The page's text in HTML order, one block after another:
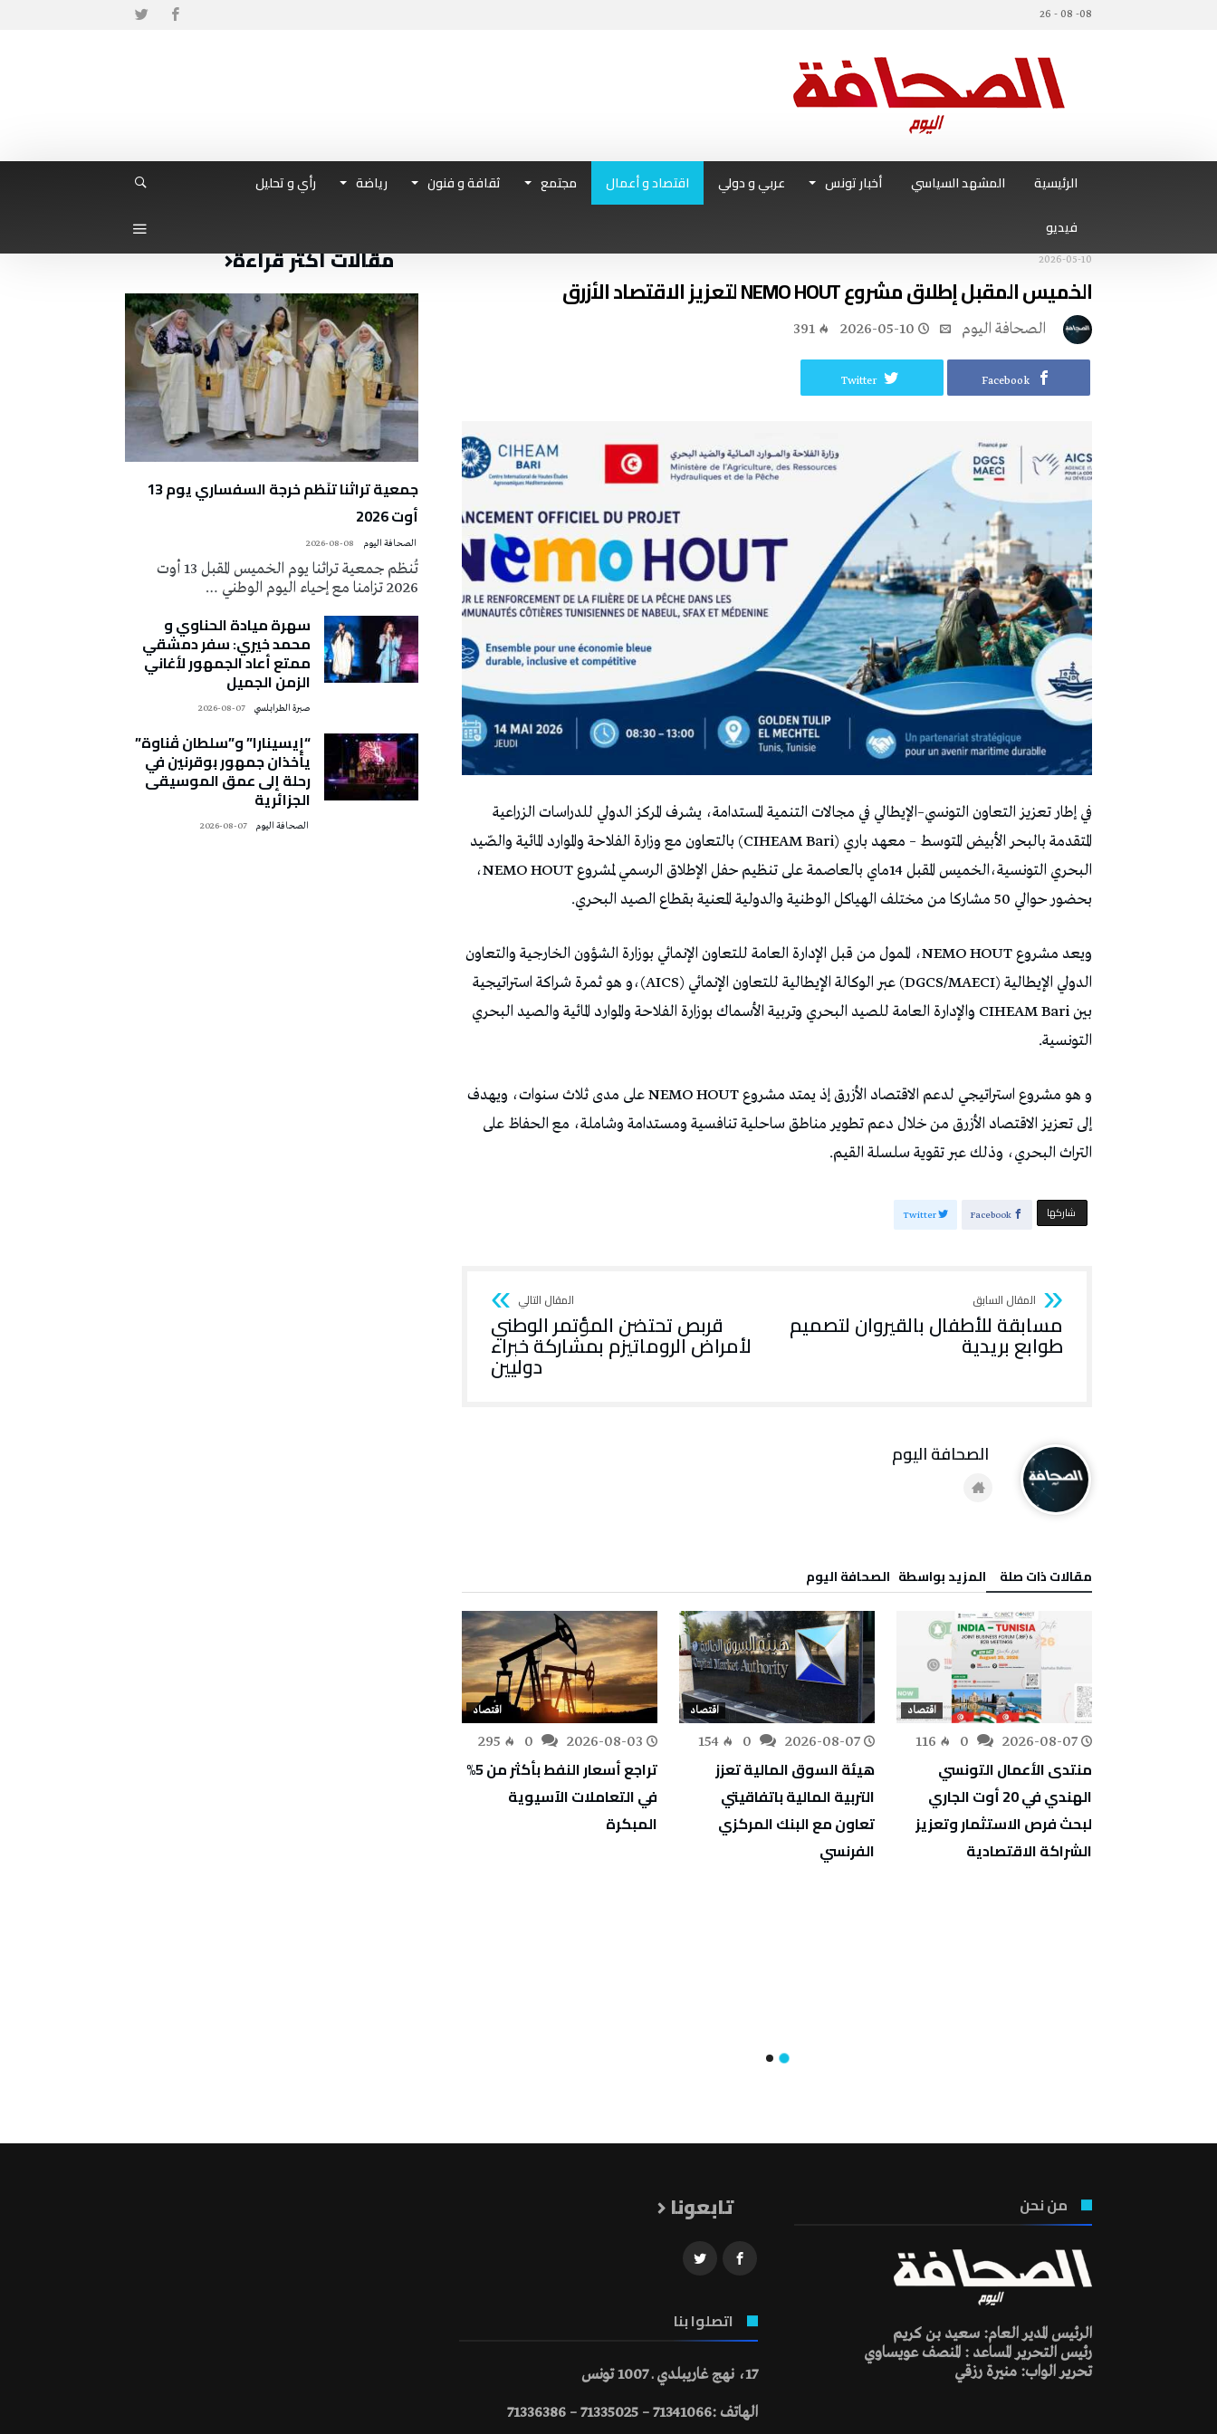
08- 08 - 26
الرئيسية المشهد السياسي أخبار تونس عربي و دولي اقتصاد و أعمال مجتمع ثقافة و فنون رياضة
رأي و تحليل
فيديو
2026-05-10
الخميس المقبل إطلاق مشروع NEMO HOUT لتعزيز الاقتصاد الأزرق
2026-05-10
391
Facebook
Twitter
في إطار تعزيز التعاون التونسي–الإيطالي في مجالات التنمية المستدامة، يشرف المركز الدولي للدراسات الزراعية
المتقدمة بالبحر الأبيض المتوسط – معهد باري (CIHEAM Bari) بالتعاون مع وزارة الفلاحة والموارد المائية والصّيد
البحري التونسية،الخميس المقبل 14ماي بالعاصمة على تنظيم حفل الإطلاق الرسمي لمشروع NEMO HOUT،
بحضور حوالي 50 مشاركا من مختلف الهياكل الوطنية والدولية المعنية بقطاع الصيد البحري.
ويعد مشروع NEMO HOUT، الممول من قبل الإدارة العامة للتعاون الإنمائي بوزارة الشؤون الخارجية والتعاون
الدولي الإيطالية (DGCS/MAECI) عبر الوكالة الإيطالية للتعاون الإنمائي (AICS)،و هو ثمرة شراكة استراتيجية
بين CIHEAM Bari والإدارة العامة للصيد البحري وتربية الأسماك بوزارة الفلاحة والموارد المائية والصيد البحري
التونسية.
و هو مشروع استراتيجي لدعم الاقتصاد الأزرق إذ يمتد مشروع NEMO HOUT على مدى ثلاث سنوات، ويهدف
إلى تعزيز الاقتصاد الأزرق من خلال دعم تطوير مناطق ساحلية تنافسية ومستدامة وشاملة، مع الحفاظ على
التراث البحري، وذلك عبر تقوية سلسلة القيم.
‫‫ شاركها‬ Facebook
Twitter
مسابقة للأطفال بالقيروان لتصميم
طوابع بريدية
قربص تحتضن المؤتمر الوطني
لأمراض الروماتيزم بمشاركة خبراء
دوليين
‫مقالات ذات صلة‬ ‫‫المزيد بواسطة‬ ‬ ‭ ‬الصحافة‭ ‬اليوم
اقتصاد
2026-08-07
116
منتدى الأعمال التونسي
الهندي في 20 أوت الجاري
لبحث فرص الاستثمار وتعزيز
الشراكة الاقتصادية
اقتصاد
2026-08-07
154
هيئة السوق المالية تعزز
التربية المالية باتفاقيتي
تعاون مع البنك المركزي
الفرنسي
اقتصاد
2026-08-03
295
تراجع أسعار النفط بأكثر من 5%
في التعاملات الآسيوية
المبكرة
مقالات أكثر قراءة
جمعية تراثنا تنَظم خرجة السفساري يوم 13
أوت 2026
2026-08-08
تُنظم جمعية تراثنا يوم الخميس المقبل 13 أوت
2026 تزامنا مع إحياء اليوم الوطني …
سهرة ميادة الحناوي و
محمد خيري: سفر دمشقي
ممتع أعاد الجمهور لأغاني
الزمن الجميل
صبرة الطرابلسي 2026-08-07
“إيسينارا” و”سلطان ڤناوة”
يأخذان جمهور بوقرنين في
رحلة إلى عمق الموسيقى
الجزائرية
2026-08-07
من نحن
الرئيس المدير العام: سعيد بن كريم
رئيس التحرير المساعد : المنصف عويساوي
تحرير الواب: منيرة رزقي
تابعونا
اتصلوا بنا
17، نهج غاريبلدي ـ 1007 تونس
الهاتف :71341066 – 71335025 – 71336386